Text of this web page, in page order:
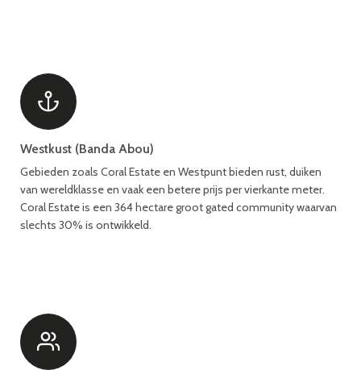
Westkust (Banda Abou)
Gebieden zoals Coral Estate en Westpunt bieden rust, duiken
van wereldklasse en vaak een betere prijs per vierkante meter.
Coral Estate is een 364 hectare groot gated community waarvan
slechts 30% is ontwikkeld.